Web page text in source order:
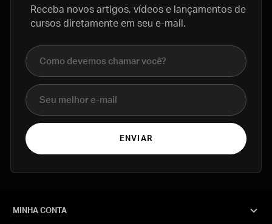
Receba novos artigos, vídeos e lançamentos de
cursos diretamente em seu e-mail.
Nome completo
E-mail
ENVIAR
MINHA CONTA